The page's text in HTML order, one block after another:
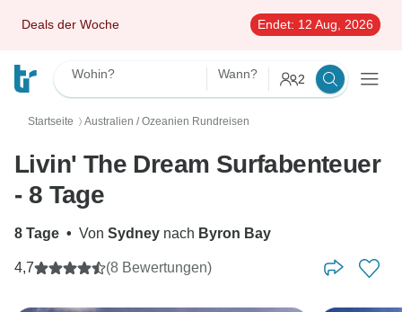
Deals der Woche Endet: 12 Aug, 2026
Wohin? Wann? 2
Startseite 〉 Australien / Ozeanien Rundreisen
Livin' The Dream Surfabenteuer
- 8 Tage
8 Tage • Von Sydney nach Byron Bay
4,7 (8 Bewertungen)